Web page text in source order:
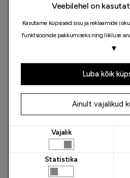
Veebilehel on
Kasutame küpsiseid sisu ja reklaamide
funktsioonide pakkumiseks ning liikluse
selle kohta, kuidas meie saiti kasutate, ka
olete neile esitanud või mida nad on
kasutamise
▼
Luba kõik
Ainult vajalikud
Vajalik
Statistika